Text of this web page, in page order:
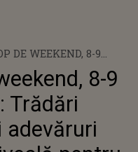
DE WEEKEND, 8-9
TRĂDĂRI
ȘI ADEVĂRURI
IES LA IVEALĂ
ZODII! VOR VĂRSA
8-9
Trădări